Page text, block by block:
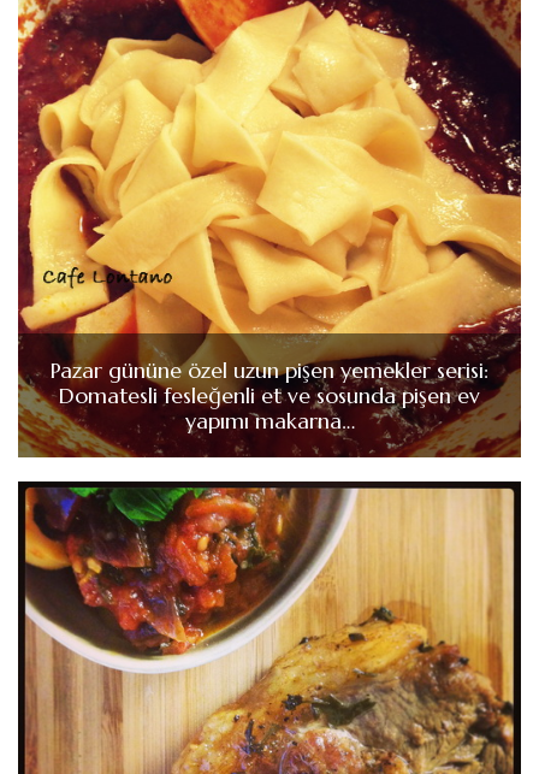
Pazar gününe özel uzun pişen yemekler serisi:
Domatesli fesleğenli et ve sosunda pişen ev
yapımı makarna…